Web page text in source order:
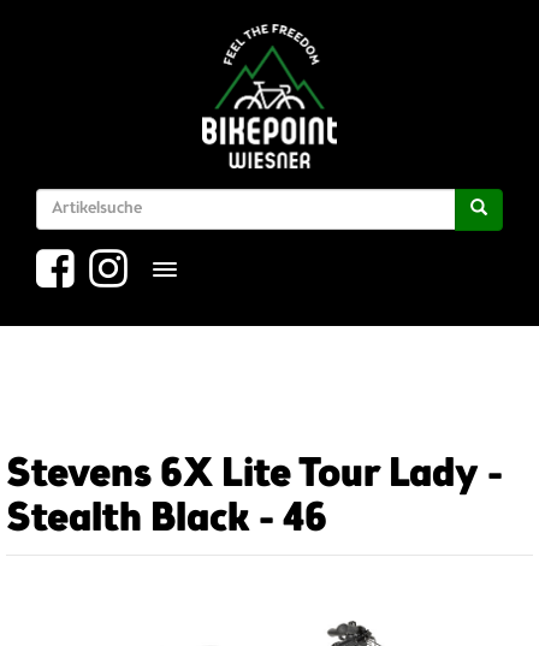
Toggle navigation
Stevens 6X Lite Tour Lady -
Stealth Black - 46